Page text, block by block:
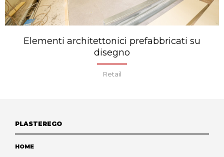
Elementi architettonici prefabbricati su
disegno
Retail
PLASTEREGO
HOME